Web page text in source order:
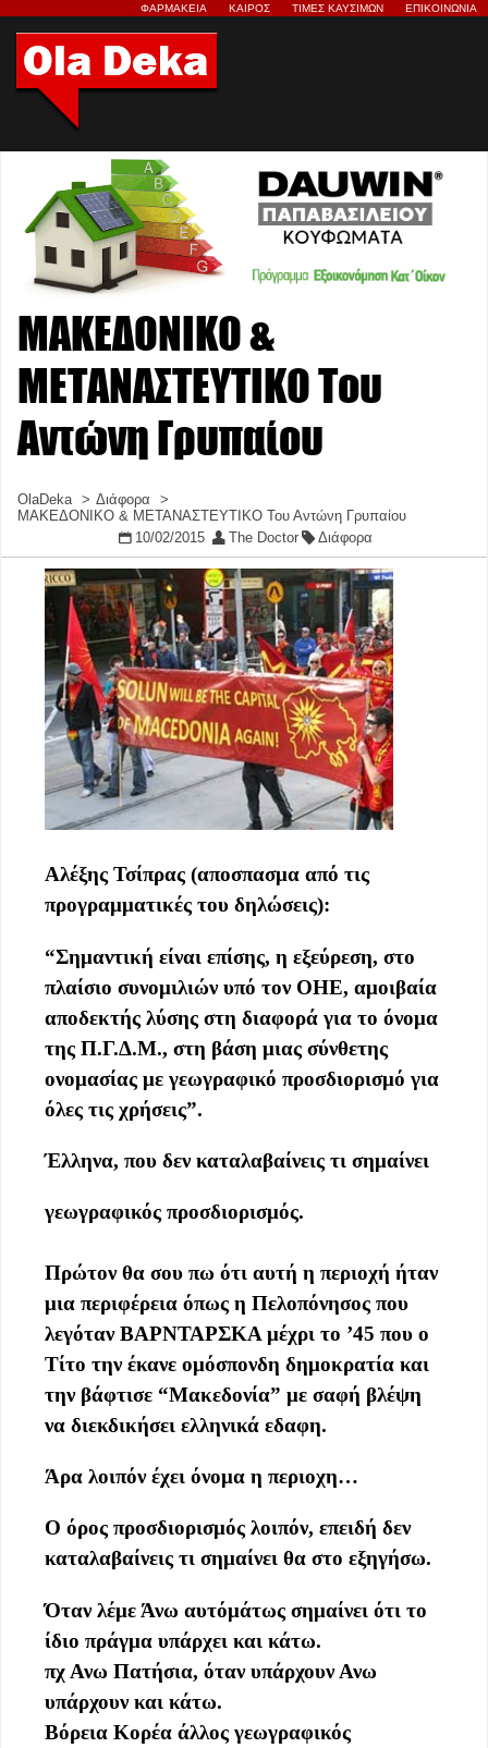
ΦΑΡΜΑΚΕΙΑ ΚΑΙΡΟΣ ΤΙΜΕΣ ΚΑΥΣΙΜΩΝ ΕΠΙΚΟΙΝΩΝΙΑ
ΜΑΚΕΔΟΝΙΚΟ &
ΜΕΤΑΝΑΣΤΕΥΤΙΚΟ Του
Αντώνη Γρυπαίου
OlaDeka
Διάφορα
ΜΑΚΕΔΟΝΙΚΟ & ΜΕΤΑΝΑΣΤΕΥΤΙΚΟ Του Αντώνη Γρυπαίου
10/02/2015
The Doctor Διάφορα
Αλέξης Τσίπρας (αποσπασμα από τις
προγραμματικές του δηλώσεις):
“Σημαντική είναι επίσης, η εξεύρεση, στο
πλαίσιο συνομιλιών υπό τον ΟΗΕ, αμοιβαία
αποδεκτής λύσης στη διαφορά για το όνομα
της Π.Γ.Δ.Μ., στη βάση μιας σύνθετης
ονομασίας με γεωγραφικό προσδιορισμό για
όλες τις χρήσεις”.
Έλληνα, που δεν καταλαβαίνεις τι σημαίνει
γεωγραφικός προσδιορισμός.
Πρώτον θα σου πω ότι αυτή η περιοχή ήταν
μια περιφέρεια όπως η Πελοπόνησος που
λεγόταν ΒΑΡΝΤΑΡΣΚΑ μέχρι το ’45 που ο
Τίτο την έκανε ομόσπονδη δημοκρατία και
την βάφτισε “Μακεδονία” με σαφή βλέψη
να διεκδικήσει ελληνικά εδαφη.
Άρα λοιπόν έχει όνομα η περιοχη…
Ο όρος προσδιορισμός λοιπόν, επειδή δεν
καταλαβαίνεις τι σημαίνει θα στο εξηγήσω.
Όταν λέμε Άνω αυτόμάτως σημαίνει ότι το
ίδιο πράγμα υπάρχει και κάτω.
πχ Ανω Πατήσια, όταν υπάρχουν Ανω
υπάρχουν και κάτω.
Βόρεια Κορέα άλλος γεωγραφικός